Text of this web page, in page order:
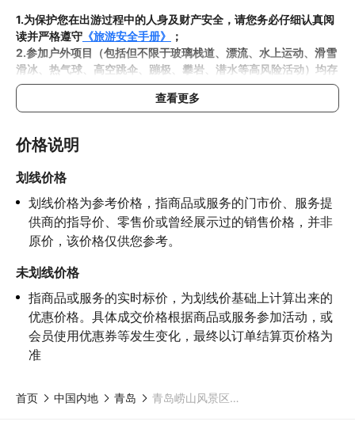
1.为保护您在出游过程中的人身及财产安全，请您务必仔细认真阅
读并严格遵守 《旅游安全手册》
；
2.参加户外项目（包括但不限于玻璃栈道、漂流、水上运动、滑雪
滑冰、热气球、高空跳伞、蹦极、攀岩、潜水等高风险活动）均存
在一定风险，请您在参与相应项目之前充分了解《安全防护指
，在结合自身身体真实状况、年龄等情况并充分参考当地相关
3.禁止孕妇、患有高血压、心脏病等不适合刺激性游玩项目的疾病
患者及严重恐高、体质较弱的游客参加本产品内包含的项目，
隐瞒前述情况参加项目发生意外的，由您本人承担一切责任，因此
给旅行社造成损失的，还需对旅行社进行全额赔偿；
4.因本产品内可能包含多个旅游项目，请您在预订本产品之前与客
服工作人员沟通了解本产品内各项目的准入年龄、准入身高及准入
体重等准入要求，否则预订失败或预订后无法成行的后果由您自行
5.请您在参与项目期间全程穿戴好安全护具，避免发生意外事件；
通，工作人员将会及时为您提供必要支持。
查看更多
价格说明
划线价格
划线价格为参考价格，指商品或服务的门市价、服务提
供商的指导价、零售价或曾经展示过的销售价格，并非
原价，该价格仅供您参考。
未划线价格
指商品或服务的实时标价，为划线价基础上计算出来的
优惠价格。具体成交价格根据商品或服务参加活动，或
会员使用优惠券等发生变化，最终以订单结算页价格为
准
首页 中国内地 青岛 青岛崂山风景区全日探索之旅